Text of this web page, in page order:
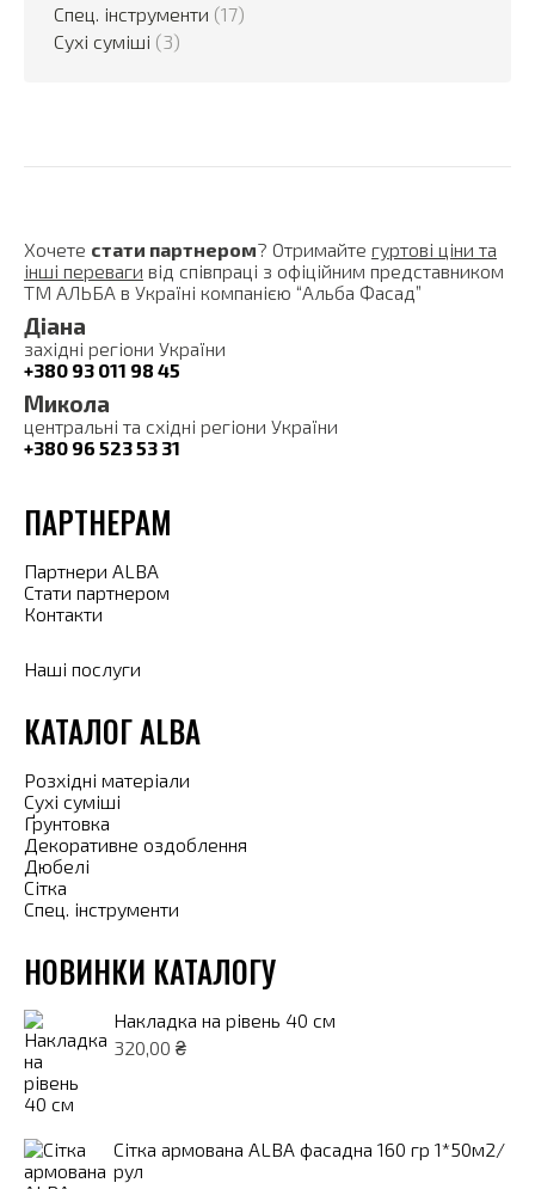
Спец. інструменти (17)
Сухі суміші (3)
Хочете стати партнером? Отримайте гуртові ціни та
інші переваги від співпраці з офіційним представником
ТМ АЛЬБА в Україні компанією “Альба Фасад”
Діана
західні регіони України
+380 93 011 98 45
Микола
центральні та східні регіони України
+380 96 523 53 31
ПАРТНЕРАМ
Партнери ALBA
Стати партнером
Контакти
Наші послуги
КАТАЛОГ ALBA
Розхідні матеріали
Сухі суміші
Ґрунтовка
Декоративне оздоблення
Дюбелі
Сітка
Спец. інструменти
НОВИНКИ КАТАЛОГУ
Накладка на рівень 40 см
320,00 ₴
Сітка армована ALBA фасадна 160 гр 1*50м2/
рул